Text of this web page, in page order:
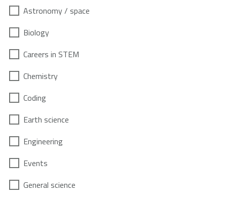
Astronomy / space
Biology
Careers in STEM
Chemistry
Coding
Earth science
Engineering
Events
General science